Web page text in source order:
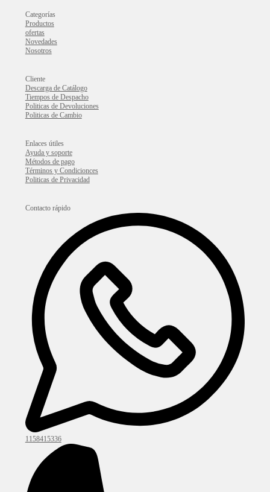
Categorías
Productos
ofertas
Novedades
Nosotros
Cliente
Descarga de Catálogo
Tiempos de Despacho
Politicas de Devoluciones
Politicas de Cambio
Enlaces útiles
Ayuda y soporte
Métodos de pago
Términos y Condicionces
Politicas de Privacidad
Contacto rápido
1158415336